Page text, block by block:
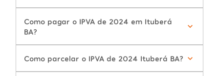
Como pagar o IPVA de 2024 em Ituberá
BA?
Como parcelar o IPVA de 2024 Ituberá BA?